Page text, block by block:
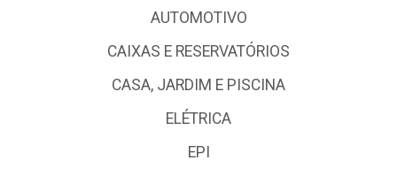
AUTOMOTIVO
CAIXAS E RESERVATÓRIOS
CASA, JARDIM E PISCINA
ELÉTRICA
EPI